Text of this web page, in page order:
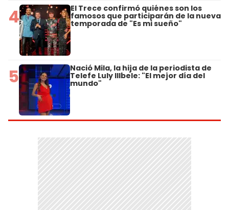
4 El Trece confirmó quiénes son los
famosos que participarán de la nueva
temporada de "Es mi sueño"
5 Nació Mila, la hija de la periodista de
Telefe Luly Illbele: "El mejor día del
mundo"